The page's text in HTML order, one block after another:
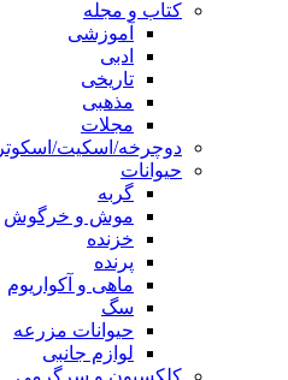
کتاب و مجله
آموزشی
ادبی
تاریخی
مذهبی
مجلات
دوچرخه/اسکیت/اسکوتر
حیوانات
گربه
موش و خرگوش
خزنده
پرنده
ماهی و آکواریوم
سگ
حیوانات مزرعه
لوازم جانبی